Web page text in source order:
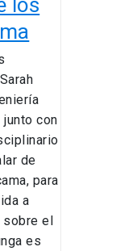
los
junto con
de
para
a
el
es